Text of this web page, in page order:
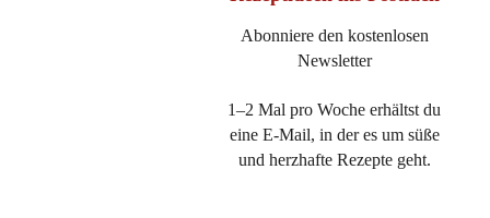
Abonniere den kostenlosen
Newsletter
1–2 Mal pro Woche erhältst du
eine E-Mail, in der es um süße
und herzhafte Rezepte geht.
Michaela Hoechst-Lühr
31. März 2015 at 20:47·Reply
Peggy,